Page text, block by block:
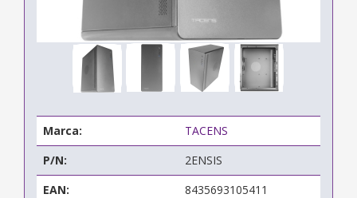
Marca:
TACENS
P/N:
2ENSIS
EAN:
8435693105411